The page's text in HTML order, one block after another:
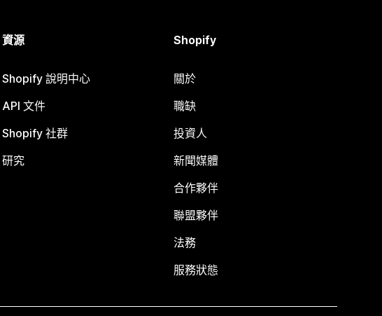
資源
Shopify 說明中心
API 文件
Shopify 社群
研究
Shopify
關於
職缺
投資人
新聞媒體
合作夥伴
聯盟夥伴
法務
服務狀態